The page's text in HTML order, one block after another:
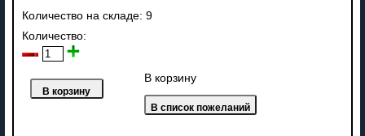
Количество на складе: 9
Количество:
В корзину